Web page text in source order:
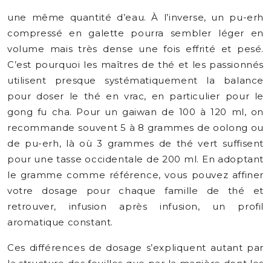
une même quantité d’eau. À l’inverse, un pu-erh
compressé en galette pourra sembler léger en
volume mais très dense une fois effrité et pesé.
C’est pourquoi les maîtres de thé et les passionnés
utilisent presque systématiquement la balance
pour doser le thé en vrac, en particulier pour le
gong fu cha. Pour un gaiwan de 100 à 120 ml, on
recommande souvent 5 à 8 grammes de oolong ou
de pu-erh, là où 3 grammes de thé vert suffisent
pour une tasse occidentale de 200 ml. En adoptant
le gramme comme référence, vous pouvez affiner
votre dosage pour chaque famille de thé et
retrouver, infusion après infusion, un profil
aromatique constant.
Ces différences de dosage s’expliquent autant par